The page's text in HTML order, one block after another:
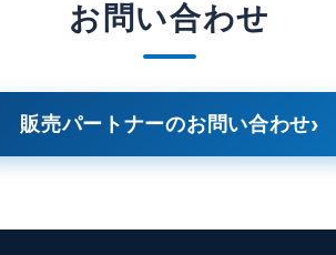
お問い合わせ
販売パートナーのお問い合わせ